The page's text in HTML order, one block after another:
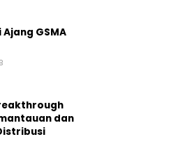
GSMA
dan